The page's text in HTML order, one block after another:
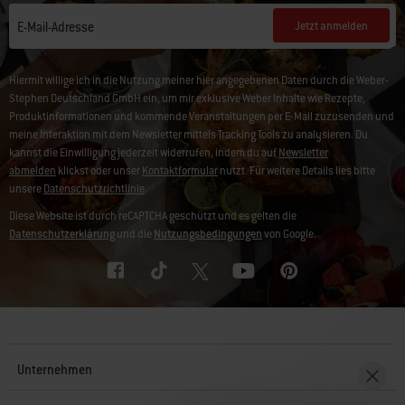
E-Mail-Adresse Jetzt anmelden
Hiermit willige ich in die Nutzung meiner hier angegebenen Daten durch die Weber-
Stephen Deutschland GmbH ein, um mir exklusive Weber Inhalte wie Rezepte,
Produktinformationen und kommende Veranstaltungen per E-Mail zuzusenden und
meine Interaktion mit dem Newsletter mittels Tracking Tools zu analysieren. Du
kannst die Einwilligung jederzeit widerrufen, indem du aufNewsletter
abmelden klickst oder unserKontaktformularnutzt. Für weitere Details lies bitte
unsereDatenschutzrichtlinie.
Diese Website ist durch reCAPTCHA geschützt und es gelten die
Datenschutzerklärungund dieNutzungsbedingungenvon Google.
Unternehmen